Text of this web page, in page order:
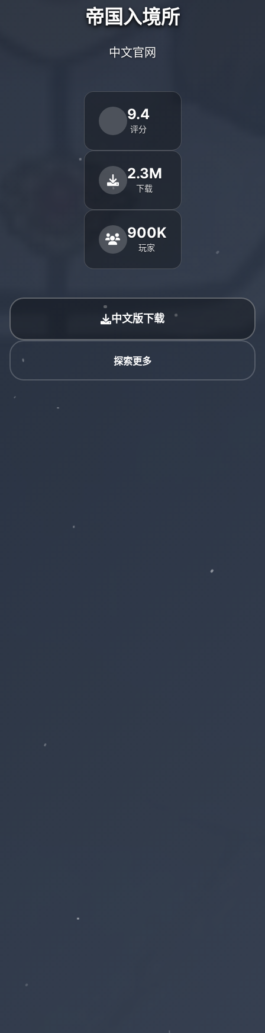
帝国入境所
中文官网
9.4
评分
2.3M
下载
900K
玩家
中文版下载
探索更多